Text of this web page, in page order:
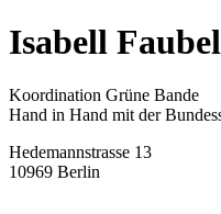
Isabell Faubel
Koordination Grüne Bande
Hand in Hand mit der
Hedemannstrasse 13
10969 Berlin